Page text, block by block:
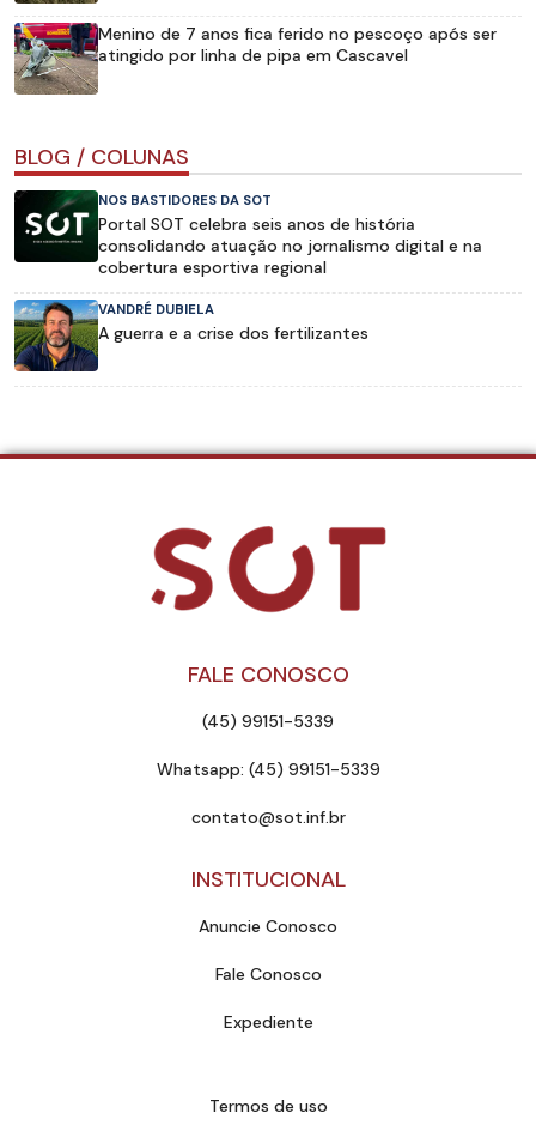
Menino de 7 anos fica ferido no pescoço após ser
atingido por linha de pipa em Cascavel
BLOG / COLUNAS
NOS BASTIDORES DA SOT
Portal SOT celebra seis anos de história
consolidando atuação no jornalismo digital e na
cobertura esportiva regional
VANDRÉ DUBIELA
A guerra e a crise dos fertilizantes
FALE CONOSCO
(45) 99151-5339
Whatsapp: (45) 99151-5339
contato@sot.inf.br
INSTITUCIONAL
Anuncie Conosco
Fale Conosco
Expediente
Termos de uso